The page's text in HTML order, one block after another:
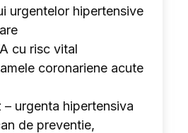
urgentelor hipertensive
cu risc vital
coronariene acute
– urgenta hipertensiva
de preventie,